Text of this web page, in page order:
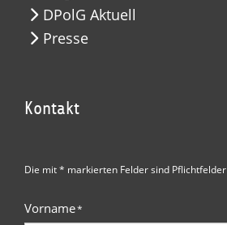
DPolG Aktuell
Presse
Kontakt
Die mit * markierten Felder sind Pflichtfelder
Vorname*